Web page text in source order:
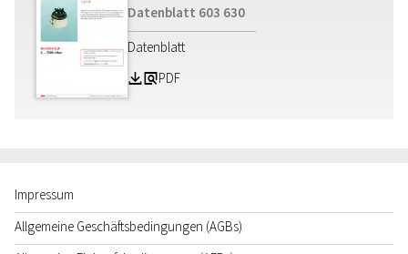
Datenblatt 603 630
Datenblatt
Z aPDF
Impressum
Allgemeine Geschäftsbedingungen (AGBs)